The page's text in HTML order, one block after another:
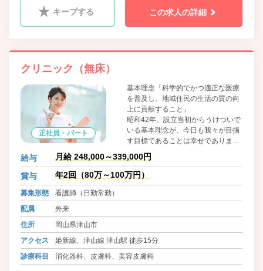
内科、腎臓内科、ﾘﾊﾋﾞﾘﾃｰｼｮﾝ科、放射線科
キープする この求人の詳細
クリニック（無床）
正社員・パート
基本理念「科学的でかつ適正な医療
を普及し、地域住民の生活の質の向
上に貢献すること」
昭和42年、設立当初からうけついで
いる基本理念が、今日も我々が目指
す目標であることは幸せでありま
今後もこの理念を抱いて地域に医療
サービスを提供しつづけるために、
常に基本基礎にたちかえることを忘
では、感染症防止対策について職員
に喚起しています。
給与 月給 248,000～339,000円
賞与 年2回（80万～100万円）
募集形態
看護師（日勤常勤）
配属
外来
住所
岡山県津山市
アクセス
姫新線、津山線 津山駅 徒歩15分
診療科目
消化器科、皮膚科、美容皮膚科